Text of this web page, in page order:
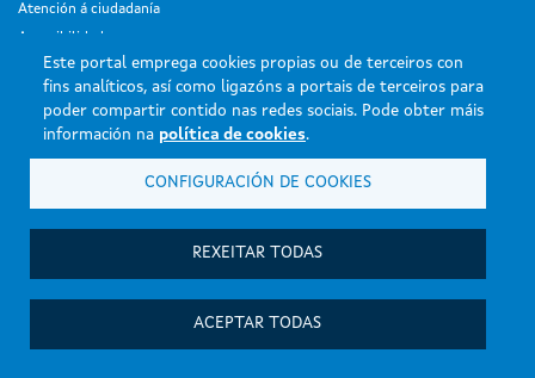
Este portal emprega cookies propias ou de terceiros con
fins analíticos, así como ligazóns a portais de terceiros para
poder compartir contido nas redes sociais. Pode obter máis
información na política de cookies.
CONFIGURACIÓN DE COOKIES
REXEITAR TODAS
ACEPTAR TODAS
Atención á ciudadanía
Accesibilidade
Aviso legal
Mapa do portal